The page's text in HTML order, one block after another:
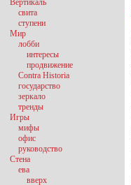
Вертикаль
свита
ступени
Мир
лобби
интересы
продвижение
Contra Historia
государство
зеркало
тренды
Игры
мифы
офис
руководство
Стена
ева
вверх